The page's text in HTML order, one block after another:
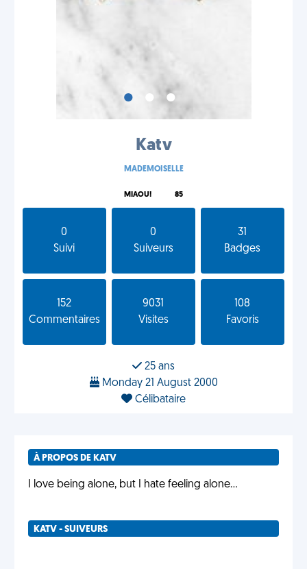
• • •
Katv
MADEMOISELLE
MIAOU! 85
0
Suivi
0
Suiveurs
31
Badges
152
Commentaires
9031
Visites
108
Favoris
25 ans
Monday 21 August 2000
Célibataire
À PROPOS DE KATV
I love being alone, but I hate feeling alone...
KATV - SUIVEURS